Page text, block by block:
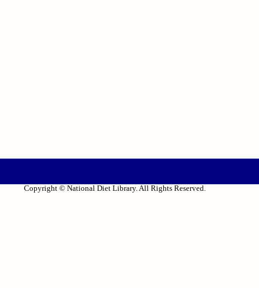
Copyright © National Diet Library. All Rights Reserved.